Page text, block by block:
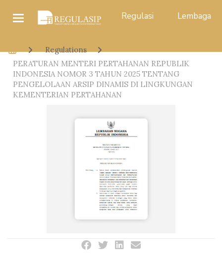
Regulasi Lembaga
Regulations
PERATURAN MENTERI PERTAHANAN REPUBLIK
INDONESIA NOMOR 3 TAHUN 2025 TENTANG
PENGELOLAAN ARSIP DINAMIS DI LINGKUNGAN
KEMENTERIAN PERTAHANAN